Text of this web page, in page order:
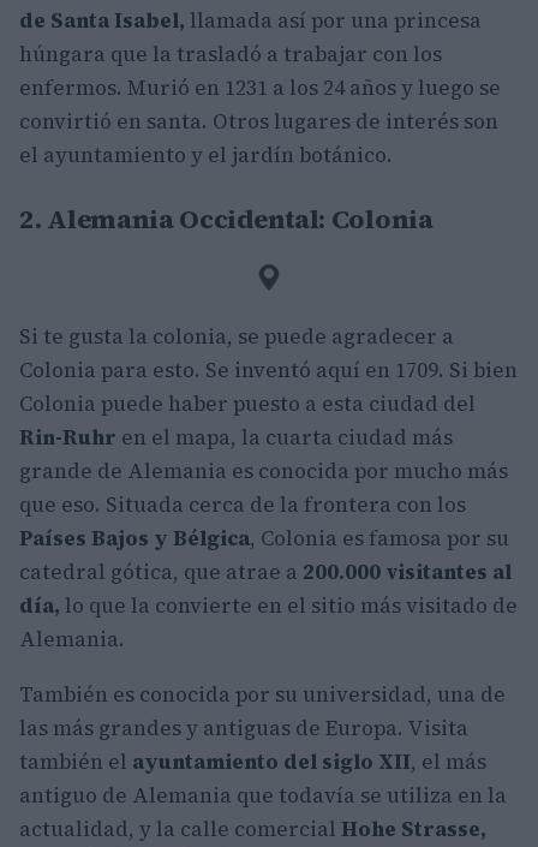
de Santa Isabel, llamada así por una princesa
húngara que la trasladó a trabajar con los
enfermos. Murió en 1231 a los 24 años y luego se
convirtió en santa. Otros lugares de interés son
el ayuntamiento y el jardín botánico.
2. Alemania Occidental: Colonia
Si te gusta la colonia, se puede agradecer a
Colonia para esto. Se inventó aquí en 1709. Si bien
Colonia puede haber puesto a esta ciudad del
Rin-Ruhr en el mapa, la cuarta ciudad más
grande de Alemania es conocida por mucho más
que eso. Situada cerca de la frontera con los
Países Bajos y Bélgica, Colonia es famosa por su
catedral gótica, que atrae a 200.000 visitantes al
día, lo que la convierte en el sitio más visitado de
Alemania.
También es conocida por su universidad, una de
las más grandes y antiguas de Europa. Visita
también el ayuntamiento del siglo XII, el más
antiguo de Alemania que todavía se utiliza en la
actualidad, y la calle comercial Hohe Strasse,